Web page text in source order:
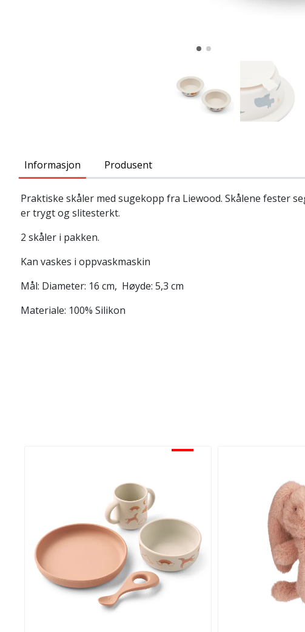
Informasjon Produsent
Praktiske skåler med sugekopp fra Liewood. Skålene fester
er trygt og slitesterkt.
2 skåler i pakken.
Kan vaskes i oppvaskmaskin
Mål: Diameter: 16 cm, Høyde: 5,3 cm
Materiale: 100% Silikon
-30%